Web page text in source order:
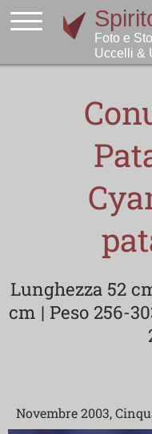
Lunghezza 52
cm | Peso 256-
Novembre 2003,